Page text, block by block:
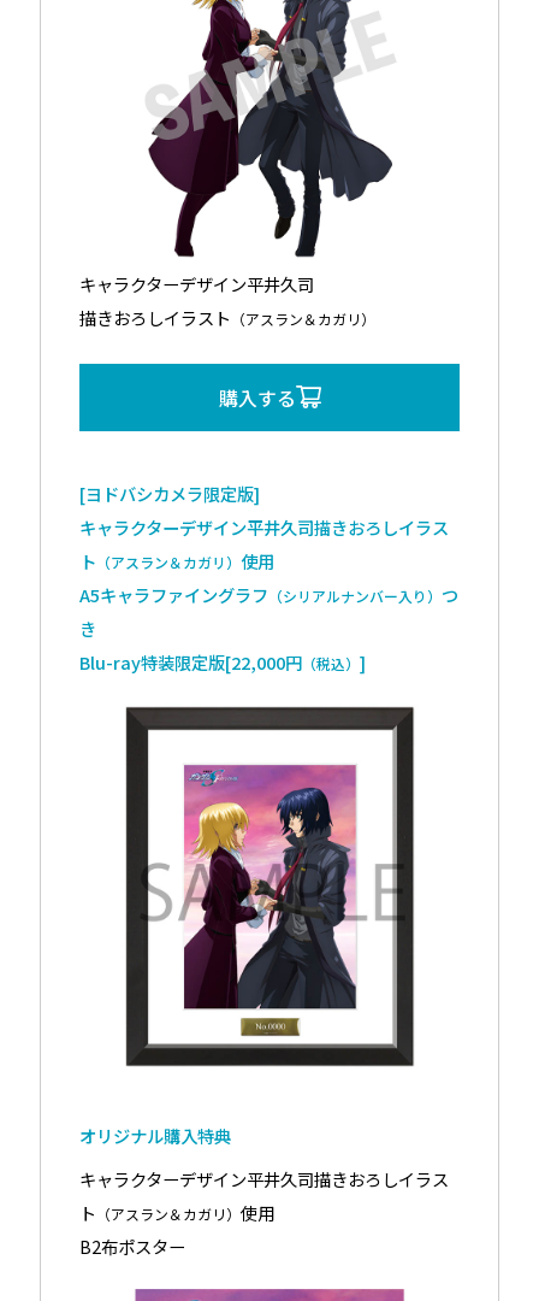
キャラクターデザイン平井久司
描きおろしイラスト （アスラン＆カガリ）
購入する
[ヨドバシカメラ限定版]
キャラクターデザイン平井久司描きおろしイラス
ト （アスラン＆カガリ）使用
A5キャラファイングラフ （シリアルナンバー入り） つ
き
Blu-ray特装限定版[22,000円 （税込）]
オリジナル購入特典
キャラクターデザイン平井久司描きおろしイラス
ト （アスラン＆カガリ）使用
B2布ポスター